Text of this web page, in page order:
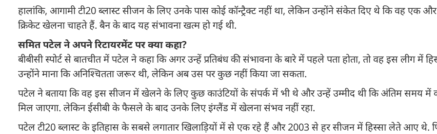
हालांकि, आगामी टी20 ब्लास्ट सीजन के लिए उनके पास कोई कॉन्ट्रैक्ट नहीं था, लेकिन उन्होंने संकेत दिए थे कि वह एक
क्रिकेट खेलना चाहते हैं. बैन के बाद यह संभावना खत्म हो गई थी.
सम‍ित पटेल ने अपने र‍िटायरमेंट पर क्या कहा?
बीबीसी स्पोर्ट से बातचीत में पटेल ने कहा कि अगर उन्हें प्रतिबंध की संभावना के बारे में पहले पता होता, तो वह इस लीग में
उन्होंने माना कि अनिश्चितता जरूर थी, लेकिन अब उस पर कुछ नहीं किया जा सकता.
पटेल ने बताया कि वह इस सीजन में खेलने के लिए कुछ काउंटियों के संपर्क में भी थे और उन्हें उम्मीद थी कि अंतिम समय में
मिल जाएगा. लेकिन ईसीबी के फैसले के बाद उनके लिए इंग्लैंड में खेलना संभव नहीं रहा.
पटेल टी20 ब्लास्ट के इतिहास के सबसे लगातार खिलाड़ियों में से एक रहे हैं और 2003 से हर सीजन में हिस्सा लेते आए थे.